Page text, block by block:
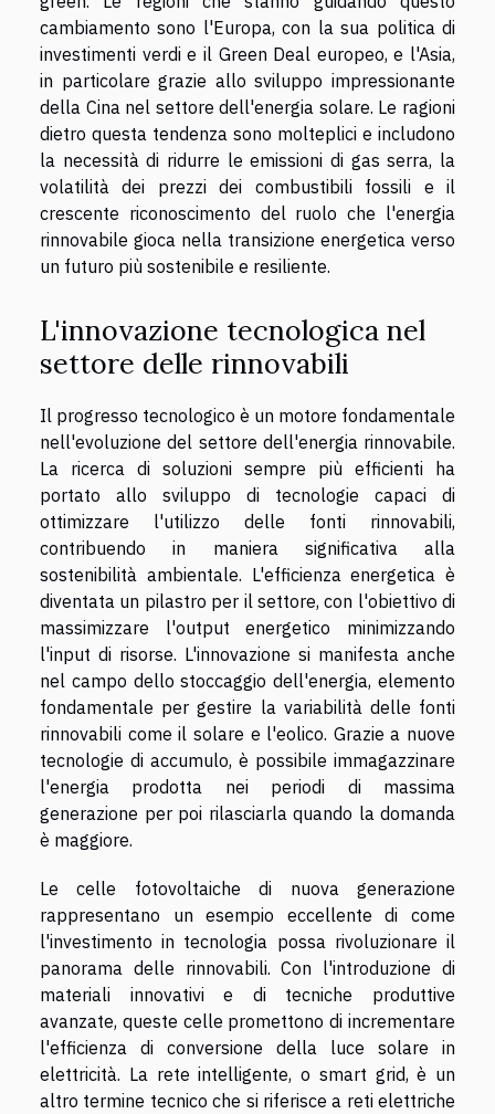
cambiamento sono l'Europa, con la sua politica di
investimenti verdi e il Green Deal europeo, e l'Asia,
in particolare grazie allo sviluppo impressionante
della Cina nel settore dell'energia solare. Le ragioni
dietro questa tendenza sono molteplici e includono
la necessità di ridurre le emissioni di gas serra, la
volatilità dei prezzi dei combustibili fossili e il
crescente riconoscimento del ruolo che l'energia
rinnovabile gioca nella transizione energetica verso
un futuro più sostenibile e resiliente.
L'innovazione tecnologica nel
settore delle rinnovabili
Il progresso tecnologico è un motore fondamentale
nell'evoluzione del settore dell'energia rinnovabile.
La ricerca di soluzioni sempre più efficienti ha
portato allo sviluppo di tecnologie capaci di
ottimizzare l'utilizzo delle fonti rinnovabili,
contribuendo in maniera significativa alla
sostenibilità ambientale. L'efficienza energetica è
diventata un pilastro per il settore, con l'obiettivo di
massimizzare l'output energetico minimizzando
l'input di risorse. L'innovazione si manifesta anche
nel campo dello stoccaggio dell'energia, elemento
fondamentale per gestire la variabilità delle fonti
rinnovabili come il solare e l'eolico. Grazie a nuove
tecnologie di accumulo, è possibile immagazzinare
l'energia prodotta nei periodi di massima
generazione per poi rilasciarla quando la domanda
è maggiore.
Le celle fotovoltaiche di nuova generazione
rappresentano un esempio eccellente di come
l'investimento in tecnologia possa rivoluzionare il
panorama delle rinnovabili. Con l'introduzione di
materiali innovativi e di tecniche produttive
avanzate, queste celle promettono di incrementare
l'efficienza di conversione della luce solare in
elettricità. La rete intelligente, o smart grid, è un
altro termine tecnico che si riferisce a reti elettriche